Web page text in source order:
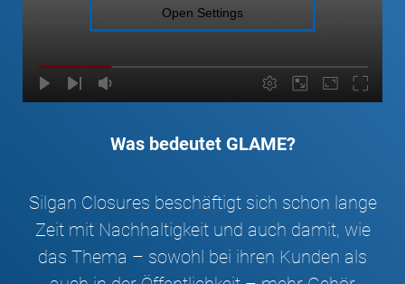
Open Settings
Was bedeutet GLAME?
Silgan Closures beschäftigt sich schon lange
Zeit mit Nachhaltigkeit und auch damit, wie
das Thema – sowohl bei ihren Kunden als